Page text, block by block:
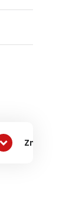
Značka